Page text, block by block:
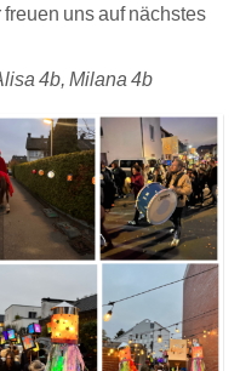
uns auf nächstes
4b, Milana 4b